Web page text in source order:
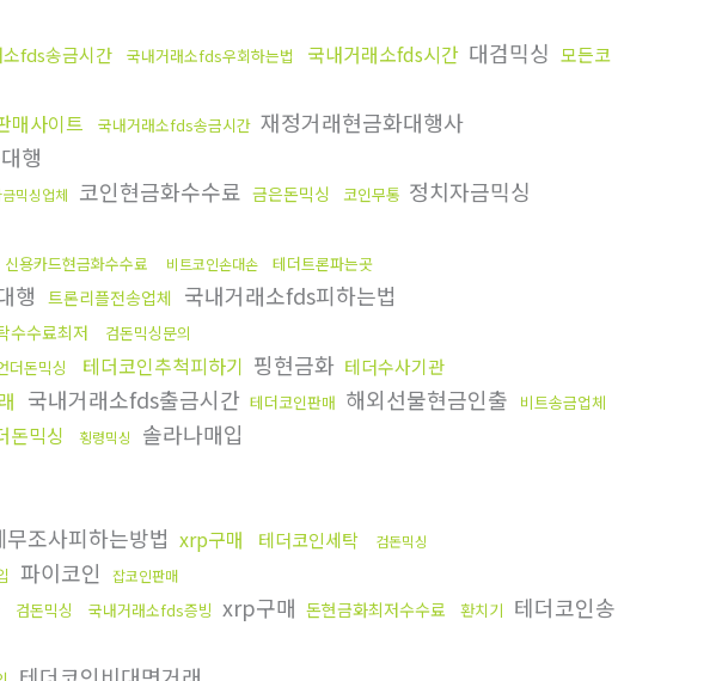
fds송금시간 국내거래소fds우회하는법 국내거래소fds시간 대검믹싱 모든코
매사이트 국내거래소fds송금시간 재정거래현금화대행사
행
믹싱업체 코인현금화수수료 금은돈믹싱 코인무통 정치자금믹싱
신용카드현금화수수료 비트코인손대손 테더트론파는곳
행 트론리플전송업체 국내거래소fds피하는법
수수료최저 검돈믹싱문의
더돈믹싱 테더코인추척피하기 핑현금화 테더수사기관
국내거래소fds출금시간 테더코인판매 해외선물현금인출 비트송금업체
돈믹싱 횡령믹싱 솔라나매입
무조사피하는방법 xrp구매 테더코인세탁 검돈믹싱
파이코인
잡코인판매
검돈믹싱 국내거래소fds증빙 xrp구매 돈현금화최저수수료 환치기 테더코인송